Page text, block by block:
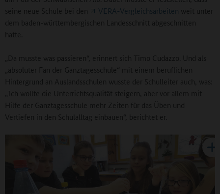
seine neue Schule bei den
VERA-Vergleichsarbeiten weit unter
dem baden-württembergischen Landesschnitt abgeschnitten
hatte.
„Da musste was passieren“, erinnert sich Timo Cudazzo. Und als
„absoluter Fan der Ganztagesschule“ mit einem beruflichen
Hintergrund an Auslandsschulen wusste der Schulleiter auch, was:
„Ich wollte die Unterrichtsqualität steigern, aber vor allem mit
Hilfe der Ganztagesschule mehr Zeiten für das Üben und
Vertiefen in den Schulalltag einbauen“, berichtet er.